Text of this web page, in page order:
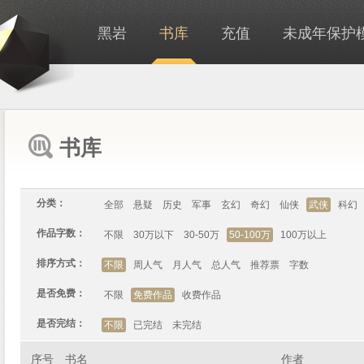
黑岩 书库 充值 未成年保护
书库
分类： 全部 悬疑 历史 军事 玄幻 奇幻 仙侠 武侠 科幻
作品字数： 不限 30万以下 30-50万 50-100万 100万以上
排序方式： 不限 周人气 月人气 总人气 推荐票 字数
是否免费： 不限 免费作品 收费作品
是否完结： 不限 已完结 未完结
序号 书名 作者